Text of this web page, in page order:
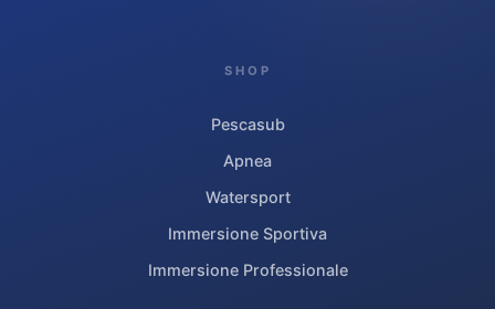
SHOP
Pescasub
Apnea
Watersport
Immersione Sportiva
Immersione Professionale